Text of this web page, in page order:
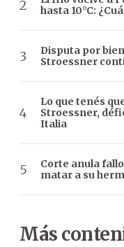
hasta 10°C:
Disputa por
Stroessner
Lo que tenés
Stroessner,
Italia
Corte anula
matar a su
Más